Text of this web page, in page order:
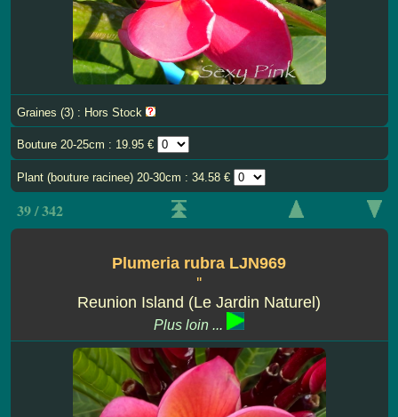
Graines (3) : Hors Stock
Bouture 20-25cm : 19.95 €
Plant (bouture racinee) 20-30cm : 34.58 €
39 / 342
Plumeria rubra LJN969
''
Reunion Island (Le Jardin Naturel)
Plus loin ...